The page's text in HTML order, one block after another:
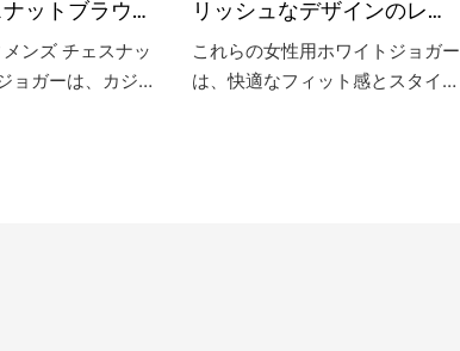
ットブラウン
ツ
ンズ チェスナッ
ョガーは、カジュ
リッシュなデザインのレデ
ィース ホワイト ジョガー
これらの女性用ホワイトジョガー
は、快適なフィット感とスタイリ